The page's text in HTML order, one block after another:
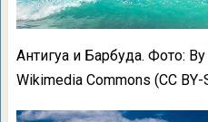
Антигуа и Барбуда. Фото:
Wikimedia Commons (CC BY-